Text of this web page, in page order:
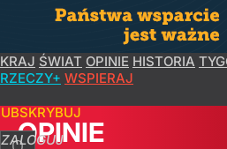
KRAJ ŚWIAT OPINIE HISTORIA
RZECZY+ WSPIERAJ
ZALOGUJ
OPINIE